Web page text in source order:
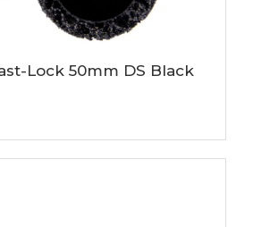
Lock 50mm DS Black